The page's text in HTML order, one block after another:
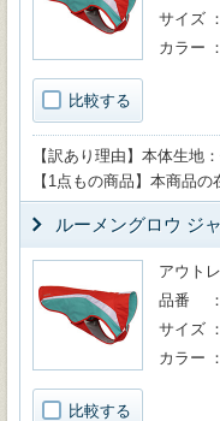
比較する
サイズ
カラー
【訳あり理由】本体生地
【1点もの商品】本商品の
ルーメングロウ ジ
比較する
アウト
品番
サイズ
カラー